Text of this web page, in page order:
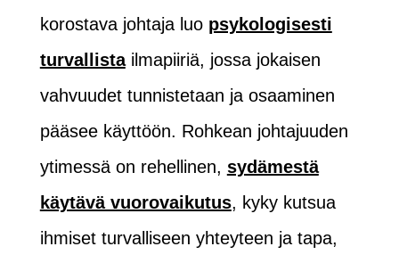
korostava johtaja luo psykologisesti
turvallistailmapiiriä, jossa jokaisen
vahvuudet tunnistetaan ja osaaminen
pääsee käyttöön. Rohkean johtajuuden
ytimessä on rehellinen, sydämestä
käytävä vuorovaikutus, kyky kutsua
ihmiset turvalliseen yhteyteen ja tapa,